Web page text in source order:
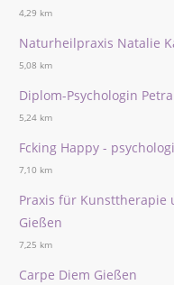
4,29 km
Naturheilpraxis Natalie
5,08 km
Diplom-Psychologin
5,24 km
Fcking Happy -
7,10 km
Praxis für Kunsttherapie
Gießen
7,25 km
Carpe Diem Gießen